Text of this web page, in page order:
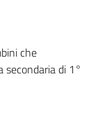
che
secondaria di 1°